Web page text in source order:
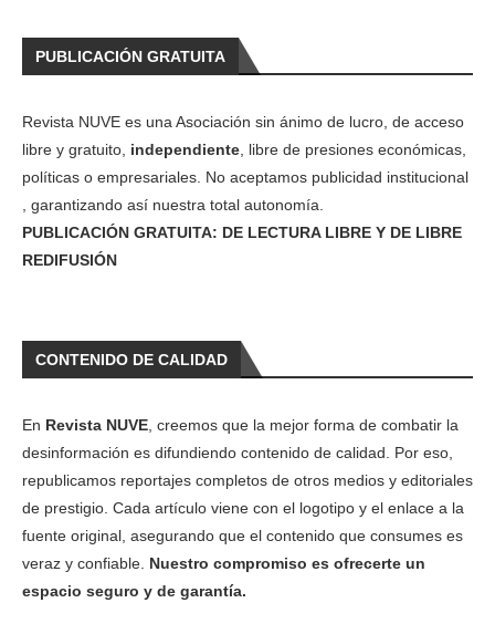
PUBLICACIÓN GRATUITA
Revista NUVE es una Asociación sin ánimo de lucro, de acceso
libre y gratuito, independiente , libre de presiones económicas,
políticas o empresariales. No aceptamos publicidad institucional
, garantizando así nuestra total autonomía.
PUBLICACIÓN GRATUITA: DE LECTURA LIBRE Y DE LIBRE
REDIFUSIÓN
CONTENIDO DE CALIDAD
En Revista NUVE , creemos que la mejor forma de combatir la
desinformación es difundiendo contenido de calidad. Por eso,
republicamos reportajes completos de otros medios y editoriales
de prestigio. Cada artículo viene con el logotipo y el enlace a la
fuente original, asegurando que el contenido que consumes es
veraz y confiable. Nuestro compromiso es ofrecerte un
espacio seguro y de garantía.